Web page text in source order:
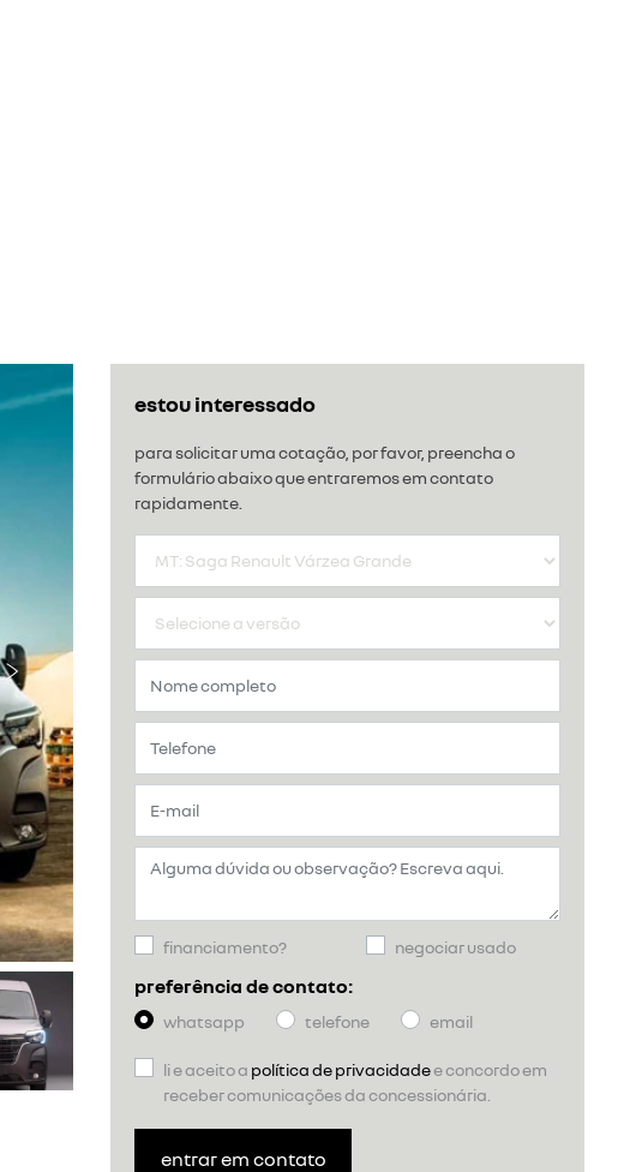
estou interessado
para solicitar uma cotação, por favor, preencha o
formulário abaixo que entraremos em contato
rapidamente.
financiamento? negociar usado
preferência de contato:
whatsapp telefone email
li e aceito a política de privacidadee concordo em
receber comunicações da concessionária.
entrar em contato
Próximo